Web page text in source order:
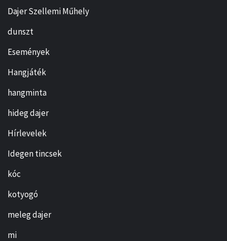
Dajer Szellemi Műhely
dunszt
Események
Hangjáték
hangminta
hideg dajer
Hírlevelek
Idegen tincsek
kóc
kotyogó
meleg dajer
mi